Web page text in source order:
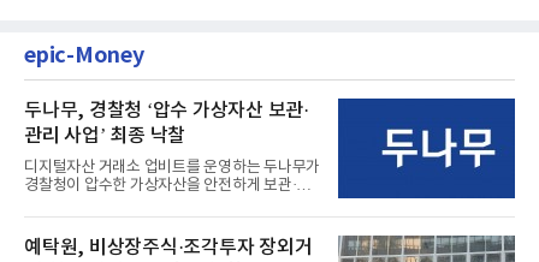
epic-Money
두나무, 경찰청 ‘압수 가상자산 보관·
관리 사업’ 최종 낙찰
디지털자산 거래소 업비트를 운영하는 두나무가
경찰청이 압수한 가상자산을 안전하게 보관·관
예탁원, 비상장주식·조각투자 장외거